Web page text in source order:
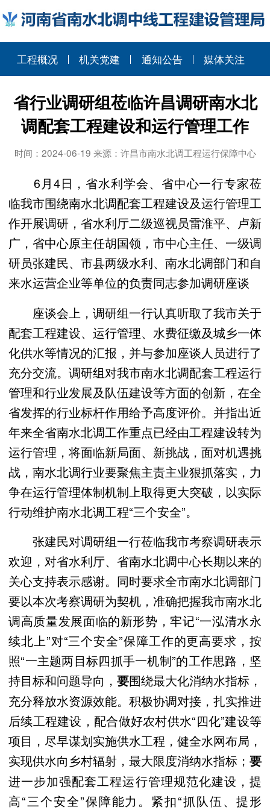
工程概况 机关党建 通知公告 媒体关注
省行业调研组莅临许昌调研南水北
调配套工程建设和运行管理工作
时间：2024-06-19 来源：许昌市南水北调工程运行保障中心
6 月4日，省水利学会、省中心一行专家莅
临我市围绕南水北调配套工程建设及运行管理工
作开展调研，省水利厅二级巡视员雷淮平、卢新
广，省中心原主任胡国领，市中心主任、一级调
研员张建民、市县两级水利、南水北调部门和自
来水运营企业等单位的负责同志参加调研座谈
座谈会上，调研组一行认真听取了我市关于
配套工程建设、运行管理、水费征缴及城乡一体
化供水等情况的汇报，并与参加座谈人员进行了
充分交流。调研组对我市南水北调配套工程运行
管理和行业发展及队伍建设等方面的创新，在全
省发挥的行业标杆作用给予高度评价。并指出近
年来全省南水北调工作重点已经由工程建设转为
运行管理，将面临新局面、新挑战，面对机遇挑
战，南水北调行业要聚焦主责主业狠抓落实，力
争在运行管理体制机制上取得更大突破，以实际
行动维护南水北调工程“三个安全”。
张建民对调研组一行莅临我市考察调研表示
欢迎，对省水利厅、省南水北调中心长期以来的
关心支持表示感谢。同时要求全市南水北调部门
要以本次考察调研为契机，准确把握我市南水北
调高质量发展面临的新形势，牢记“一泓清水永
续北上”对“三个安全”保障工作的更高要求，按
照“一主题两目标四抓手一机制”的工作思路，坚
持目标和问题导向， 要围绕最大化消纳水指标，
充分释放水资源效能。积极协调对接，扎实推进
后续工程建设，配合做好农村供水“四化”建设等
项目，尽早谋划实施供水工程，健全水网布局，
实现供水向乡村辐射，最大限度消纳水指标； 要
进一步加强配套工程运行管理规范化建设，提
高“三个安全”保障能力。紧扣“抓队伍、提形